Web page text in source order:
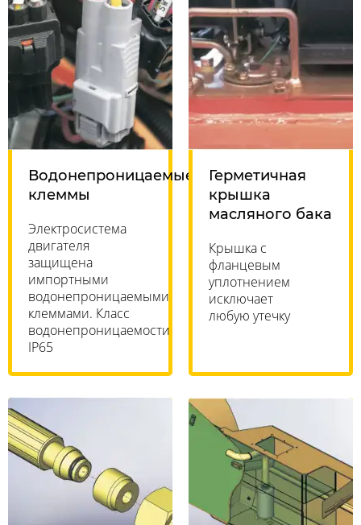
Водонепроницаемые
клеммы
Электросистема
двигателя
защищена
импортными
водонепроницаемыми
клеммами. Класс
водонепроницаемости
IP65
Герметичная
крышка
масляного бака
Крышка с
фланцевым
уплотнением
исключает
любую утечку